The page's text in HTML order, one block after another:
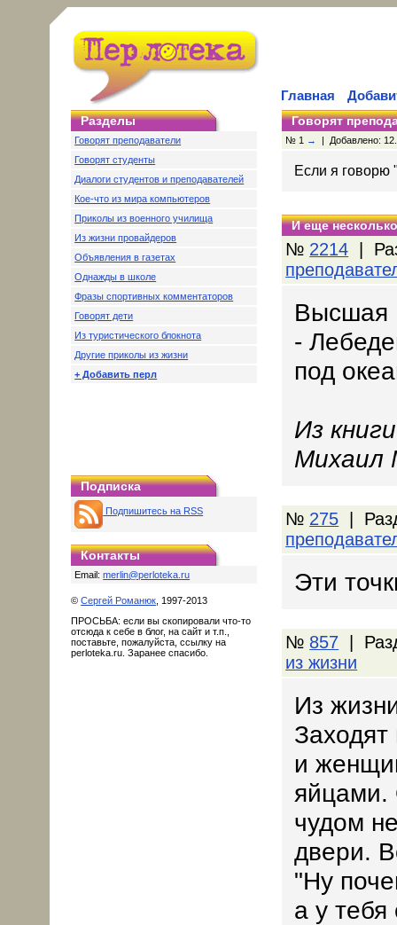
Главная
Разделы
Говорят преподаватели
Говорят студенты
Диалоги студентов и преподавателей
Кое-что из мира компьютеров
Приколы из военного училища
Из жизни провайдеров
Объявления в газетах
Однажды в школе
Фразы спортивных комментаторов
Говорят дети
Из туристического блокнота
Другие приколы из жизни
+ Добавить перл
Подписка
Подпишитесь на RSS
Контакты
Email:merlin@perloteka.ru
©Сергей Романюк , 1997-2013
ПРОСЬБА: если вы скопировали что-то
отсюда к себе в блог, на сайт и т.п.,
поставьте, пожалуйста, ссылку на
perloteka.ru. Заранее спасибо.
Говорят
№ 1 → | Добавлено:
Если я говорю
И еще
№ 2214 |
Высшая
-
под
Из
Михаил
№ 275 |
Эти
№ 857 |
из жизни
Из
и
яйцами.
чудом
двери.
"Ну
а у тебя